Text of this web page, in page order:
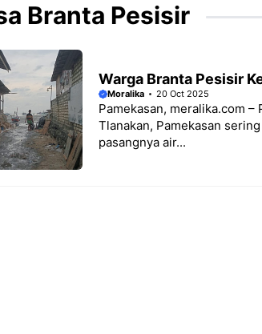
Branta Pesisir
Warga Branta Pesisir
Moralika 20 Oct 2025
Pamekasan, meralika.com –
Tlanakan, Pamekasan
pasangnya air...